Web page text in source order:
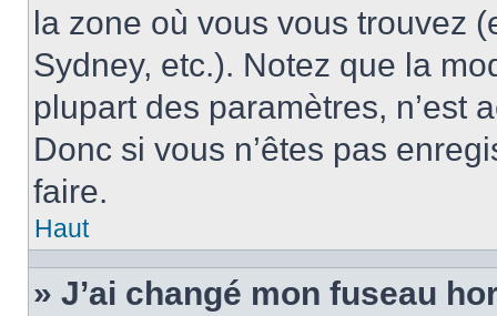
la zone où vous vous trouvez
Sydney, etc.). Notez que la
plupart des paramètres, n’est
Donc si vous n’êtes pas
faire.
Haut
» J’ai changé mon fuseau